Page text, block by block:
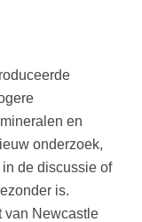
en
onderzoek,
de discussie of
is.
van Newcastle